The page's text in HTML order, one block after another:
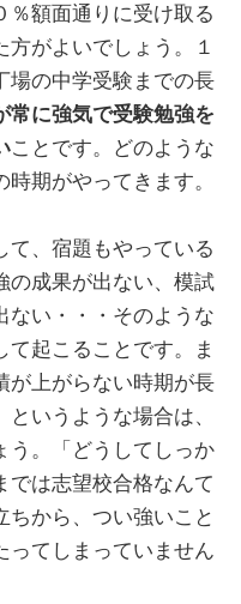
％額面通りに受け取る
がよいでしょう。１
場の中学受験までの長
常に強気で受験勉強を
ことです。どのような
期がやってきます。
て、宿題もやっている
の成果が出ない、模試
ない・・・そのような
て起こることです。ま
が上がらない時期が長
いうような場合は、
う。「どうしてしっか
では志望校合格なんて
ちから、つい強いこと
ってしまっていません